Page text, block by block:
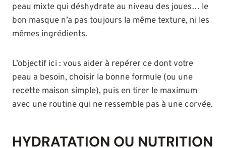
peau mixte qui déshydrate au niveau des joues… le
bon masque n’a pas toujours la même texture, ni les
mêmes ingrédients.
L’objectif ici : vous aider à repérer ce dont votre
peau a besoin, choisir la bonne formule (ou une
recette maison simple), puis en tirer le maximum
avec une routine qui ne ressemble pas à une corvée.
HYDRATATION OU NUTRITION